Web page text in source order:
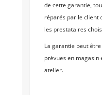
de cette garantie,
réparés par le client
les prestataires
La garantie peut
prévues en magasin
atelier.